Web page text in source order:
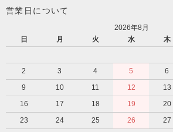
営業日について
2026年8月
日
月 火 水 木
2
3 4 5 6
9
10 11 12 13
16
17 18 19 20
23
24 25 26 27